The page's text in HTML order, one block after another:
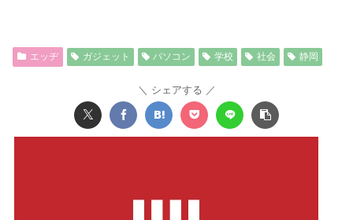
エッヂ ガジェット パソコン 学校 社会 静岡
シェアする